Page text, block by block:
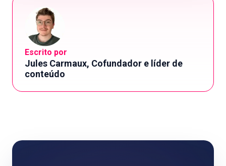
Escrito por
Jules Carmaux, Cofundador e líder de
conteúdo